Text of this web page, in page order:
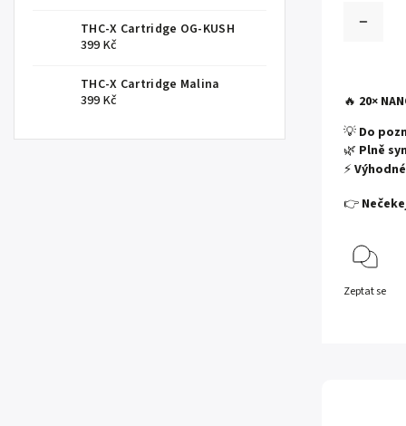
THC-X Cartridge OG-KUSH
399 Kč
THC-X Cartridge Malina
399 Kč
🔥 20×
💡 Do
🌿 Plně
⚡
👉
Zeptat se